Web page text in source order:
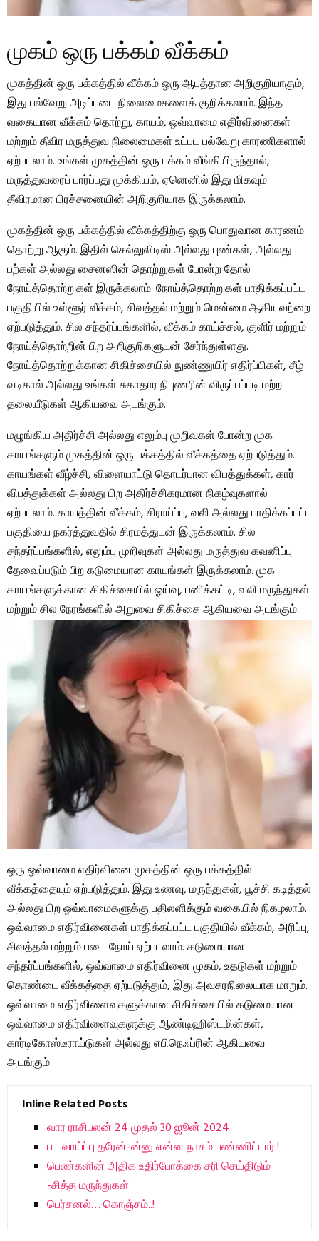
முகம் ஒரு பக்கம் வீக்கம்
முகத்தின் ஒரு பக்கத்தில் வீக்கம் ஒரு ஆபத்தான அறிகுறியாகும்,
இது பல்வேறு அடிப்படை நிலைமைகளைக் குறிக்கலாம். இந்த
வகையான வீக்கம் தொற்று, காயம், ஒவ்வாமை எதிர்வினைகள்
மற்றும் தீவிர மருத்துவ நிலைமைகள் உட்பட பல்வேறு காரணிகளால்
ஏற்படலாம். உங்கள் முகத்தின் ஒரு பக்கம் வீங்கியிருந்தால்,
மருத்துவரைப் பார்ப்பது முக்கியம், ஏனெனில் இது மிகவும்
தீவிரமான பிரச்சனையின் அறிகுறியாக இருக்கலாம்.
முகத்தின் ஒரு பக்கத்தில் வீக்கத்திற்கு ஒரு பொதுவான காரணம்
தொற்று ஆகும். இதில் செல்லுலிடிஸ் அல்லது புண்கள், அல்லது
பற்கள் அல்லது சைனஸின் தொற்றுகள் போன்ற தோல்
நோய்த்தொற்றுகள் இருக்கலாம். நோய்த்தொற்றுகள் பாதிக்கப்பட்ட
பகுதியில் உள்ளூர் வீக்கம், சிவத்தல் மற்றும் மென்மை ஆகியவற்றை
ஏற்படுத்தும். சில சந்தர்ப்பங்களில், வீக்கம் காய்ச்சல், குளிர் மற்றும்
நோய்த்தொற்றின் பிற அறிகுறிகளுடன் சேர்ந்துள்ளது.
நோய்த்தொற்றுக்கான சிகிச்சையில் நுண்ணுயிர் எதிர்ப்பிகள், சீழ்
வடிகால் அல்லது உங்கள் சுகாதார நிபுணரின் விருப்பப்படி மற்ற
தலையீடுகள் ஆகியவை அடங்கும்.
மழுங்கிய அதிர்ச்சி அல்லது எலும்பு முறிவுகள் போன்ற முக
காயங்களும் முகத்தின் ஒரு பக்கத்தில் வீக்கத்தை ஏற்படுத்தும்.
காயங்கள் வீழ்ச்சி, விளையாட்டு தொடர்பான விபத்துக்கள், கார்
விபத்துக்கள் அல்லது பிற அதிர்ச்சிகரமான நிகழ்வுகளால்
ஏற்படலாம். காயத்தின் வீக்கம், சிராய்ப்பு, வலி ​​அல்லது பாதிக்கப்பட்ட
பகுதியை நகர்த்துவதில் சிரமத்துடன் இருக்கலாம். சில
சந்தர்ப்பங்களில், எலும்பு முறிவுகள் அல்லது மருத்துவ கவனிப்பு
தேவைப்படும் பிற கடுமையான காயங்கள் இருக்கலாம். முக
காயங்களுக்கான சிகிச்சையில் ஓய்வு, பனிக்கட்டி, வலி ​​மருந்துகள்
மற்றும் சில நேரங்களில் அறுவை சிகிச்சை ஆகியவை அடங்கும்.
ஒரு ஒவ்வாமை எதிர்வினை முகத்தின் ஒரு பக்கத்தில்
வீக்கத்தையும் ஏற்படுத்தும். இது உணவு, மருந்துகள், பூச்சி கடித்தல்
அல்லது பிற ஒவ்வாமைகளுக்கு பதிலளிக்கும் வகையில் நிகழலாம்.
ஒவ்வாமை எதிர்வினைகள் பாதிக்கப்பட்ட பகுதியில் வீக்கம், அரிப்பு,
சிவத்தல் மற்றும் படை நோய் ஏற்படலாம். கடுமையான
சந்தர்ப்பங்களில், ஒவ்வாமை எதிர்வினை முகம், உதடுகள் மற்றும்
தொண்டை வீக்கத்தை ஏற்படுத்தும், இது அவசரநிலையாக மாறும்.
ஒவ்வாமை எதிர்விளைவுகளுக்கான சிகிச்சையில் கடுமையான
ஒவ்வாமை எதிர்விளைவுகளுக்கு ஆண்டிஹிஸ்டமின்கள்,
கார்டிகோஸ்டீராய்டுகள் அல்லது எபிநெஃப்ரின் ஆகியவை
அடங்கும்.
Inline Related Posts
வார ராசிபலன் 24 முதல் 30 ஜூன் 2024
பட வாய்ப்பு தரேன்-ன்னு என்ன நாசம் பண்ணிட்டார்.!
பெண்களின் அதிக உதிர்போக்கை சரி செய்திடும்
-சித்த மருந்துகள்
பெர்சனல்… கொஞ்சம்..!